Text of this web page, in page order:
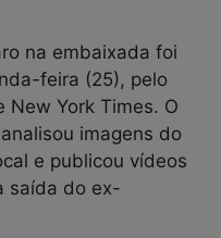
na embaixada foi
feira (25), pelo
New York Times. O
imagens do
e publicou vídeos
saída do ex-